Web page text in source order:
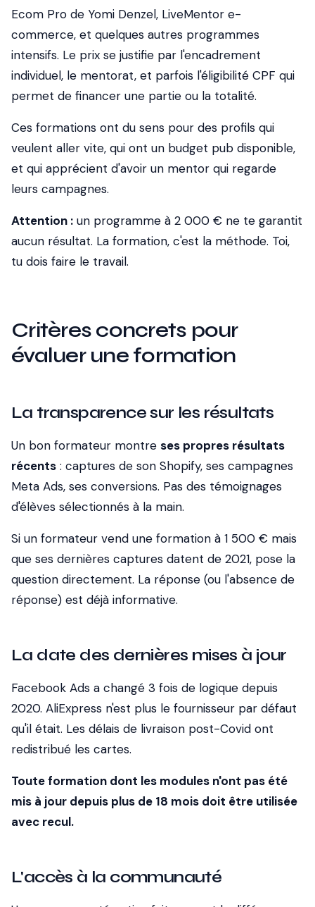
Ecom Pro de Yomi Denzel, LiveMentor e-
commerce, et quelques autres programmes
intensifs. Le prix se justifie par l'encadrement
individuel, le mentorat, et parfois l'éligibilité CPF qui
permet de financer une partie ou la totalité.
Ces formations ont du sens pour des profils qui
veulent aller vite, qui ont un budget pub disponible,
et qui apprécient d'avoir un mentor qui regarde
leurs campagnes.
Attention : un programme à 2 000 € ne te garantit
aucun résultat. La formation, c'est la méthode. Toi,
tu dois faire le travail.
Critères concrets pour
évaluer une formation
La transparence sur les résultats
Un bon formateur montre ses propres résultats
récents : captures de son Shopify, ses campagnes
Meta Ads, ses conversions. Pas des témoignages
d'élèves sélectionnés à la main.
Si un formateur vend une formation à 1 500 € mais
que ses dernières captures datent de 2021, pose la
question directement. La réponse (ou l'absence de
réponse) est déjà informative.
La date des dernières mises à jour
Facebook Ads a changé 3 fois de logique depuis
2020. AliExpress n'est plus le fournisseur par défaut
qu'il était. Les délais de livraison post-Covid ont
redistribué les cartes.
Toute formation dont les modules n'ont pas été
mis à jour depuis plus de 18 mois doit être utilisée
avec recul.
L'accès à la communauté